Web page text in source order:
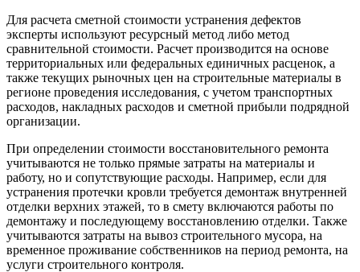
Для расчета сметной стоимости устранения дефектов
эксперты используют ресурсный метод либо метод
сравнительной стоимости. Расчет производится на основе
территориальных или федеральных единичных расценок, а
также текущих рыночных цен на строительные материалы в
регионе проведения исследования, с учетом транспортных
расходов, накладных расходов и сметной прибыли подрядной
организации.
При определении стоимости восстановительного ремонта
учитываются не только прямые затраты на материалы и
работу, но и сопутствующие расходы. Например, если для
устранения протечки кровли требуется демонтаж внутренней
отделки верхних этажей, то в смету включаются работы по
демонтажу и последующему восстановлению отделки. Также
учитываются затраты на вывоз строительного мусора, на
временное проживание собственников на период ремонта, на
услуги строительного контроля.